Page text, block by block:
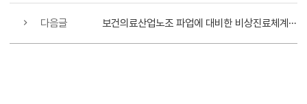
다음글 보건의료산업노조 파업에 대비한 비상진료체계 실시